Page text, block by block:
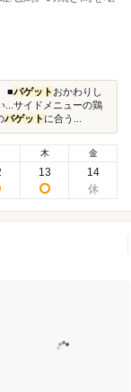
■バゲット おかわりし
サイドメニューの鶏
バゲット に合う...
木
13
金
14